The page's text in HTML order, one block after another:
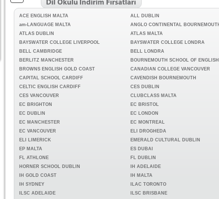
ACE ENGLISH MALTA ALL DUBLIN
am-LANGUAGE MALTA
ANGLO CONTINENTAL
ATLAS DUBLIN
ATLAS MALTA
BAYSWATER COLLEGE LIVERPOOL
BAYSWATER COLLEGE LONDRA
BELL CAMBRIDGE
BELL LONDRA
BERLITZ MANCHESTER
BOURNEMOUTH SCHOOL OF ENGLISH
BROWNS ENGLISH GOLD COAST
CANADIAN COLLEGE VANCOUVER
CAPITAL SCHOOL CARDIFF
CAVENDISH BOURNEMOUTH
CELTIC ENGLISH CARDIFF
CES DUBLIN
CES VANCOUVER
CLUBCLASS MALTA
EC BRIGHTON
EC BRISTOL
EC DUBLIN
EC LONDON
EC MANCHESTER
EC MONTREAL
EC VANCOUVER
ELI DROGHEDA
ELI LIMERICK
EMERALD CULTURAL DUBLIN
EP MALTA
ES DUBAI
FL ATHLONE
FL DUBLIN
HORNER SCHOOL DUBLIN
IH ADELAIDE
IH GOLD COAST
IH MALTA
IH SYDNEY
ILAC TORONTO
ILSC ADELAIDE
ILSC BRISBANE